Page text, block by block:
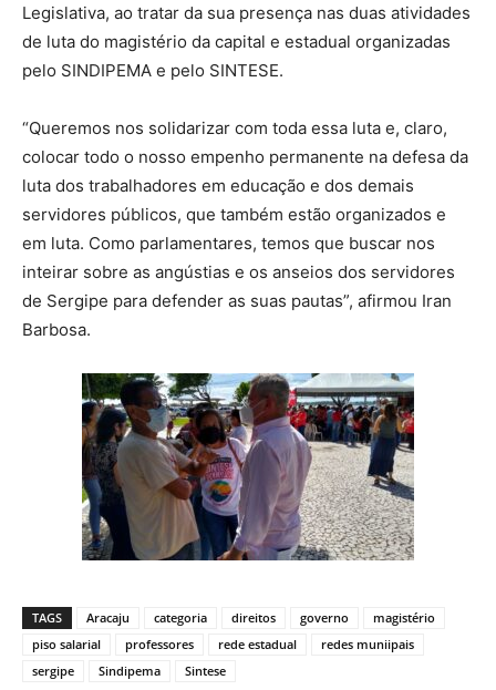
Legislativa, ao tratar da sua presença nas duas atividades
de luta do magistério da capital e estadual organizadas
pelo SINDIPEMA e pelo SINTESE.
“Queremos nos solidarizar com toda essa luta e, claro,
colocar todo o nosso empenho permanente na defesa da
luta dos trabalhadores em educação e dos demais
servidores públicos, que também estão organizados e
em luta. Como parlamentares, temos que buscar nos
inteirar sobre as angústias e os anseios dos servidores
de Sergipe para defender as suas pautas”, afirmou Iran
Barbosa.
TAGS Aracaju categoria direitos governo
magistério
piso salarial
professores rede estadual
redes muniipais
sergipe
Sindipema Sintese